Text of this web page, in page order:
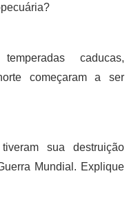
caducas,
começaram a ser
sua destruição
Mundial. Explique